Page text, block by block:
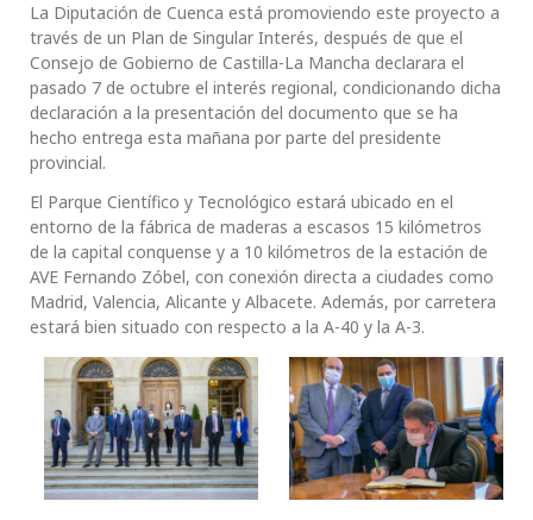
La Diputación de Cuenca está promoviendo este proyecto a
través de un Plan de Singular Interés, después de que el
Consejo de Gobierno de Castilla-La Mancha declarara el
pasado 7 de octubre el interés regional, condicionando dicha
declaración a la presentación del documento que se ha
hecho entrega esta mañana por parte del presidente
provincial.
El Parque Científico y Tecnológico estará ubicado en el
entorno de la fábrica de maderas a escasos 15 kilómetros
de la capital conquense y a 10 kilómetros de la estación de
AVE Fernando Zóbel, con conexión directa a ciudades como
Madrid, Valencia, Alicante y Albacete. Además, por carretera
estará bien situado con respecto a la A-40 y la A-3.